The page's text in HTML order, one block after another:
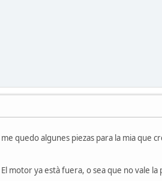
quedo algunes piezas para la mia que
motor ya està fuera, o sea que no vale la